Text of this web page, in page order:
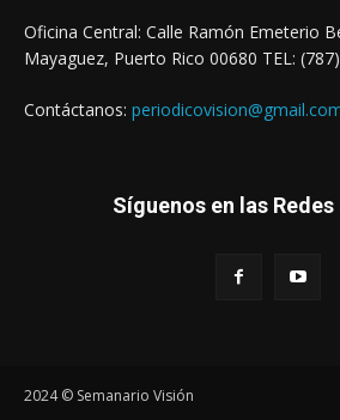
Oficina Central: Calle Ramón Emeterio
Mayaguez, Puerto Rico 00680 TEL:
Contáctanos:
Síguenos en las
2024 © Semanario Visión